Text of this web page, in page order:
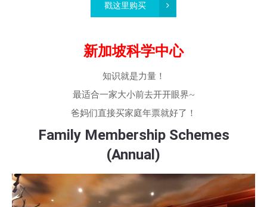
戳这里购买
新加坡科学中心
知识就是力量！
最适合一家大小前去开开眼界~
爸妈们直接买家庭年票就好了！
Family Membership Schemes
(Annual)